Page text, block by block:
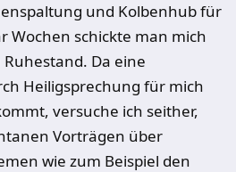
und Kolbenhub für
Wochen schickte man mich
Da eine
Heiligsprechung für mich
versuche ich seither,
Vorträgen über
wie zum Beispiel den